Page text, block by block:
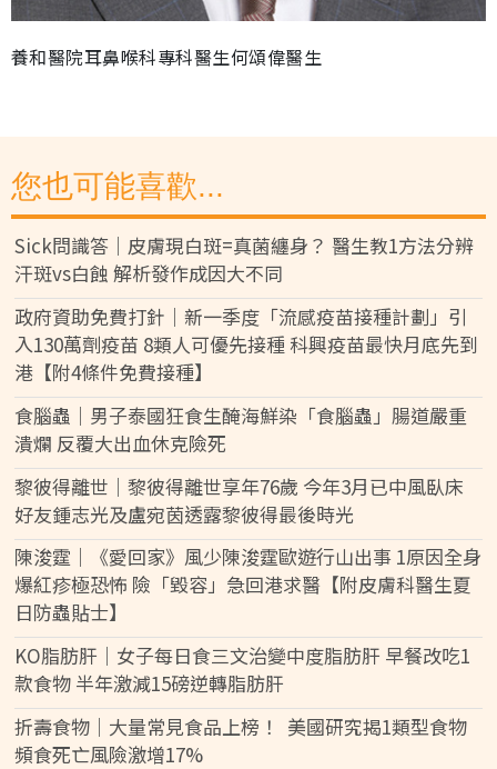
養和醫院耳鼻喉科專科醫生何頌偉醫生
您也可能喜歡...
Sick問識答｜皮膚現白斑=真菌纏身？ 醫生教1方法分辨
汗斑vs白蝕 解析發作成因大不同
政府資助免費打針｜新一季度「流感疫苗接種計劃」引
入130萬劑疫苗 8類人可優先接種 科興疫苗最快月底先到
港【附4條件免費接種】
食腦蟲｜男子泰國狂食生醃海鮮染「食腦蟲」腸道嚴重
潰爛 反覆大出血休克險死
黎彼得離世｜黎彼得離世享年76歲 今年3月已中風臥床
好友鍾志光及盧宛茵透露黎彼得最後時光
陳浚霆｜《愛回家》風少陳浚霆歐遊行山出事 1原因全身
爆紅疹極恐怖 險「毀容」急回港求醫【附皮膚科醫生夏
日防蟲貼士】
KO脂肪肝｜女子每日食三文治變中度脂肪肝 早餐改吃1
款食物 半年激減15磅逆轉脂肪肝
折壽食物｜大量常見食品上榜！ 美國研究揭1類型食物
頻食死亡風險激增17%